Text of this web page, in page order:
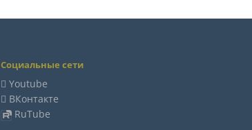
Социальные сети
Youtube
ВКонтакте
RuTube